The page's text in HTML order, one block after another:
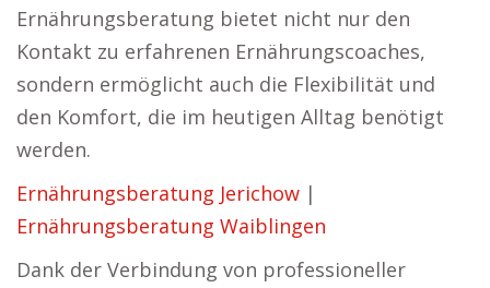
Ernährungsberatung bietet nicht nur den
Kontakt zu erfahrenen Ernährungscoaches,
sondern ermöglicht auch die Flexibilität und
den Komfort, die im heutigen Alltag benötigt
werden.
Ernährungsberatung Jerichow |
Ernährungsberatung Waiblingen
Dank der Verbindung von professioneller